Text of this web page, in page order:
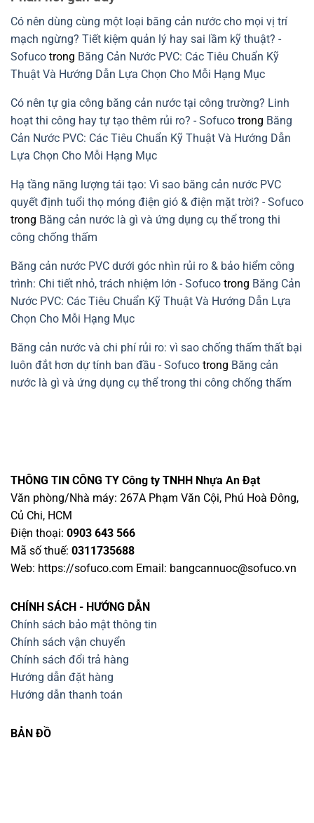
cấu
tránh
nguyên
Giải
xanh
xây
dựng
bền
xử
rò
nước
mạch
ngừng
lắp
băng
cản
nước
PVC
Có nên dùng cùng một loại băng cản nước cho mọi vị trí
mạch ngừng? Tiết kiệm quản lý hay sai lầm kỹ thuật? -
Sofuco trong Băng Cản Nước PVC: Các Tiêu Chuẩn Kỹ
Thuật Và Hướng Dẫn Lựa Chọn Cho Mỗi Hạng Mục
Có nên tự gia công băng cản nước tại công trường? Linh
hoạt thi công hay tự tạo thêm rủi ro? - Sofuco trong Băng
Cản Nước PVC: Các Tiêu Chuẩn Kỹ Thuật Và Hướng Dẫn
Lựa Chọn Cho Mỗi Hạng Mục
Hạ tầng năng lượng tái tạo: Vì sao băng cản nước PVC
quyết định tuổi thọ móng điện gió & điện mặt trời? - Sofuco
trong Băng cản nước là gì và ứng dụng cụ thể trong thi
công chống thấm
Băng cản nước PVC dưới góc nhìn rủi ro & bảo hiểm công
trình: Chi tiết nhỏ, trách nhiệm lớn - Sofuco trong Băng Cản
Nước PVC: Các Tiêu Chuẩn Kỹ Thuật Và Hướng Dẫn Lựa
Chọn Cho Mỗi Hạng Mục
Băng cản nước và chi phí rủi ro: vì sao chống thấm thất bại
luôn đắt hơn dự tính ban đầu - Sofuco trong Băng cản
nước là gì và ứng dụng cụ thể trong thi công chống thấm
THÔNG TIN CÔNG TY Công ty TNHH Nhựa An Đạt
Văn phòng/Nhà máy: 267A Phạm Văn Cội, Phú Hoà Đông,
Củ Chi, HCM
Điện thoại: 0903 643 566
Mã số thuế: 0311735688
Web: https://sofuco.com Email: bangcannuoc@sofuco.vn
CHÍNH SÁCH - HƯỚNG DẪN
Chính sách bảo mật thông tin
Chính sách vận chuyển
Chính sách đổi trả hàng
Hướng dẫn đặt hàng
Hướng dẫn thanh toán
BẢN ĐỒ